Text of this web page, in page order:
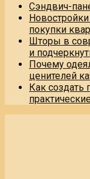
Сэндвич-
покупки
Шторы в
и
Почему
ценителей
Как создать